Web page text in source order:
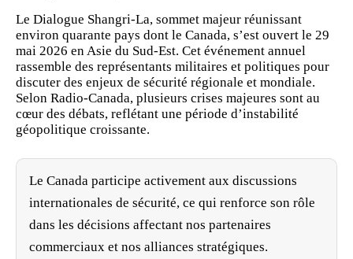
Le Dialogue Shangri-La, sommet majeur réunissant
environ quarante pays dont le Canada, s’est ouvert le 29
mai 2026 en Asie du Sud-Est. Cet événement annuel
rassemble des représentants militaires et politiques pour
discuter des enjeux de sécurité régionale et mondiale.
Selon Radio-Canada, plusieurs crises majeures sont au
cœur des débats, reflétant une période d’instabilité
géopolitique croissante.
Le Canada participe activement aux discussions
internationales de sécurité, ce qui renforce son rôle
dans les décisions affectant nos partenaires
commerciaux et nos alliances stratégiques.